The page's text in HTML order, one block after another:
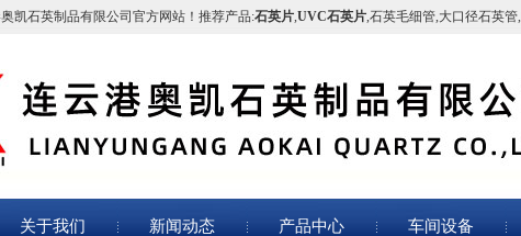
凯石英制品有限公司官方网站！推荐产品:石英片,UVC石英片,石英毛细管,大口径石英管,
关于我们 新闻动态 产品中心 车间设备